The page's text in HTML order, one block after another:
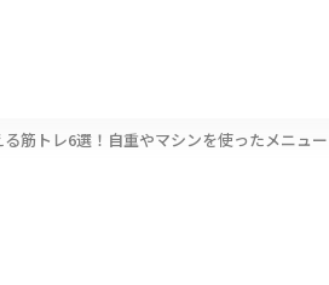
筋トレ6選！自重やマシンを使ったメニュー